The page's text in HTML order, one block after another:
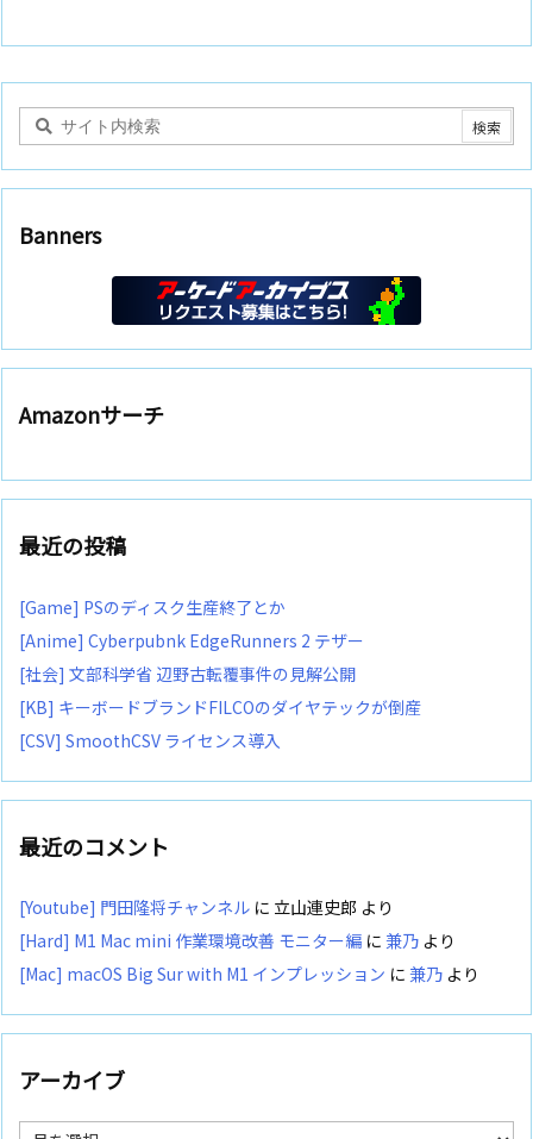
Banners
Amazonサーチ
最近の投稿
[Game] PSのディスク生産終了とか
[Anime] Cyberpubnk EdgeRunners 2 テザー
[社会] 文部科学省 辺野古転覆事件の見解公開
[KB] キーボードブランドFILCOのダイヤテックが倒産
[CSV] SmoothCSV ライセンス導入
最近のコメント
[Youtube] 門田隆将チャンネル に 立山連史郎 より
[Hard] M1 Mac mini 作業環境改善 モニター編 に 兼乃 より
[Mac] macOS Big Sur with M1 インプレッション に 兼乃 より
アーカイブ
ア